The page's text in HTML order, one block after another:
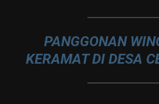
PANGGONAN
KERAMAT DI DESA